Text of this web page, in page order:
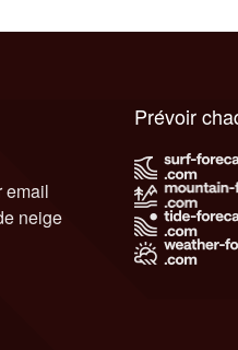
email
neige
Prévoir